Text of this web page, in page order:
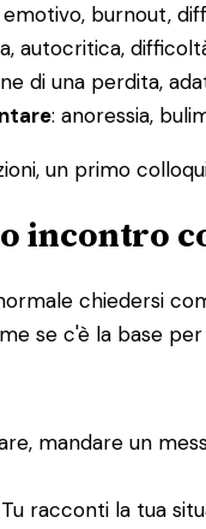
burnout,
autocritica,
di una perdita,
: anoressia,
un primo
incontro
chiedersi
se c'è la base
mandare un
racconti la tua